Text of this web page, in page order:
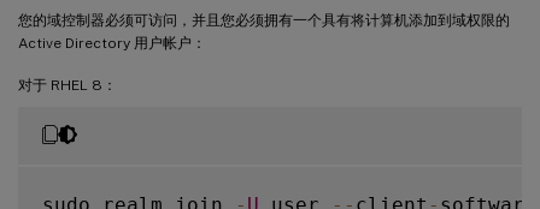
您的域控制器必须可访问，并且您必须拥有一个具有将计算机添加到域权限的
Active Directory 用户帐户：
对于 RHEL 8：
sudo realm join - U user -- client - software